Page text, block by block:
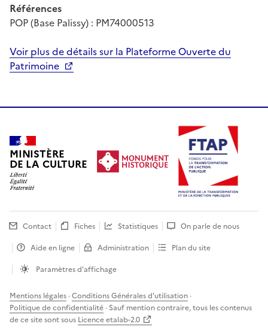
Références
POP (Base Palissy) : PM74000513
Voir plus de détails sur la Plateforme Ouverte du
Patrimoine
MINISTÈRE
DE LA CULTURE
Contact Fiches Statistiques
On parle de nous
Aide en ligne
Administration
Plan du site
Paramètres d'affichage
Mentions légales ·Conditions Générales d'utilisation ·
Politique de confidentialité · Sauf mention contraire, tous les contenus
de ce site sont sous Licence etalab-2.0